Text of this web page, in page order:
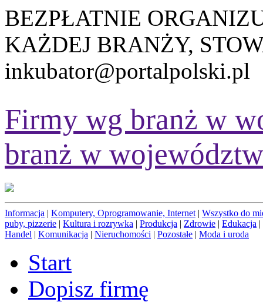
BEZPŁATNIE
KAŻDEJ BRANŻY,
inkubator@portalpolski.pl
Firmy wg branż w
branż w
Informacja | Komputery, Oprogramowanie, Internet | Wszystko do
puby, pizzerie | Kultura i rozrywka | Produkcja | Zdrowie | Edukacja |
Handel | Komunikacja | Nieruchomości | Pozostałe | Moda i uroda
Start
Dopisz firmę